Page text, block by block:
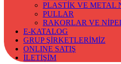
PLASTİK VE METAL
PULLAR
RAKORLAR VE
E-KATALOG
GRUP ŞİRKETLERİMİZ
ONLINE SATIŞ
İLETİŞİM